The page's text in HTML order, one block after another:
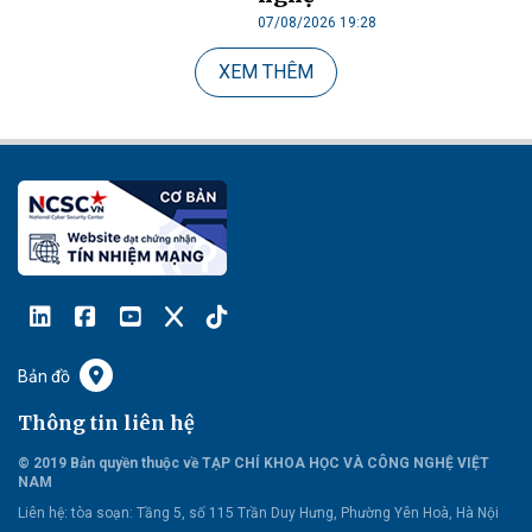
07/08/2026 19:28
XEM THÊM
Bản đồ
Thông tin liên hệ
© 2019 Bản quyền thuộc về TẠP CHÍ KHOA HỌC VÀ CÔNG NGHỆ VIỆT
NAM
Liên hệ: tòa soạn: Tầng 5, số 115 Trần Duy Hưng, Phường Yên Hoà, Hà Nội